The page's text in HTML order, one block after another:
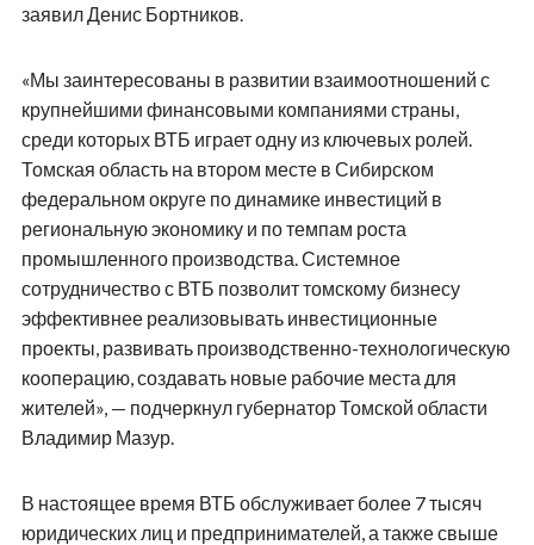
заявил Денис Бортников.
«Мы заинтересованы в развитии взаимоотношений с
крупнейшими финансовыми компаниями страны,
среди которых ВТБ играет одну из ключевых ролей.
Томская область на втором месте в Сибирском
федеральном округе по динамике инвестиций в
региональную экономику и по темпам роста
промышленного производства. Системное
сотрудничество с ВТБ позволит томскому бизнесу
эффективнее реализовывать инвестиционные
проекты, развивать производственно-технологическую
кооперацию, создавать новые рабочие места для
жителей», — подчеркнул губернатор Томской области
Владимир Мазур.
В настоящее время ВТБ обслуживает более 7 тысяч
юридических лиц и предпринимателей, а также свыше